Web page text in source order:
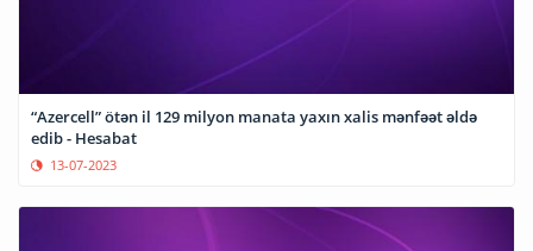
“Azercell” ötən il 129 milyon manata yaxın xalis mənfəət əldə
edib - Hesabat
13-07-2023